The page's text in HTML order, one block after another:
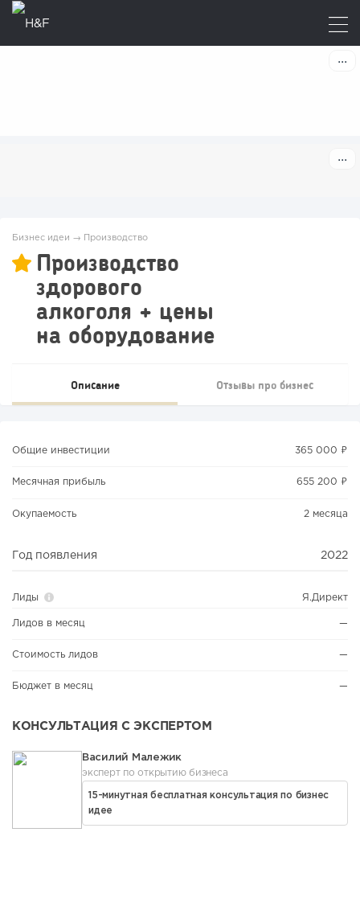
Бизнес идеи → Производство
Производство
здорового
алкоголя + цены
на оборудование
Описание Отзывы про бизнес
Общие инвестиции 365 000 ₽
Месячная прибыль 655 200 ₽
Окупаемость 2 месяца
Год появления 2022
Лиды Я.Директ
Лидов в месяц —
Стоимость лидов —
Бюджет в месяц —
КОНСУЛЬТАЦИЯ С ЭКСПЕРТОМ
Василий Малежик
эксперт по открытию бизнеса
15-минутная бесплатная консультация по бизнес
идее